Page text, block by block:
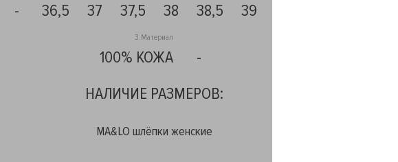
- 36,5 37 37,5 38 38,5 39
3.Материал
100% КОЖА
-
НАЛИЧИЕ РАЗМЕРОВ:
MA&LO шлёпки женские